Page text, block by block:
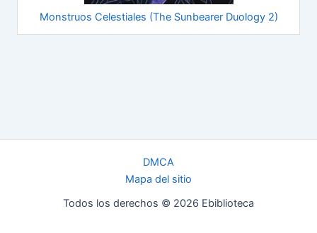
Monstruos Celestiales (The Sunbearer Duology 2)
DMCA
Mapa del sitio
Todos los derechos © 2026 Ebiblioteca